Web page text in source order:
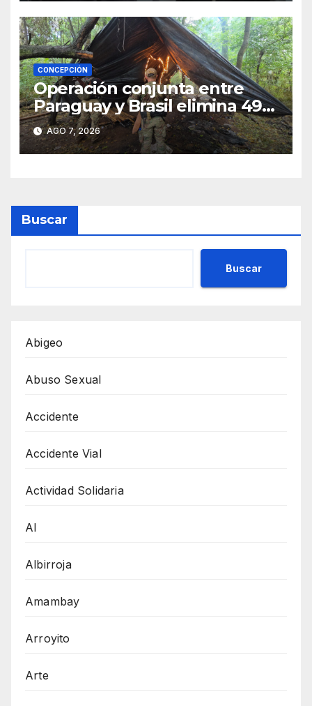
CONCEPCIÓN
Operación conjunta entre
Paraguay y Brasil elimina 498
toneladas de marihuana en
Amambay
AGO 7, 2026
Buscar
Buscar
Abigeo
Abuso Sexual
Accidente
Accidente Vial
Actividad Solidaria
AI
Albirroja
Amambay
Arroyito
Arte